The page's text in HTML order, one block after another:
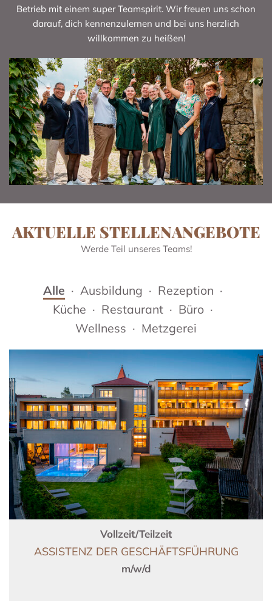
Betrieb mit einem super Teamspirit. Wir freuen uns schon
darauf, dich kennenzulernen und bei uns herzlich
willkommen zu heißen!
AKTUELLE STELLENANGEBOTE
Werde Teil unseres Teams!
Alle Ausbildung
Rezeption
Küche
Restaurant
Büro
Wellness
Metzgerei
Vollzeit/Teilzeit
ASSISTENZ DER GESCHÄFTSFÜHRUNG
m/w/d